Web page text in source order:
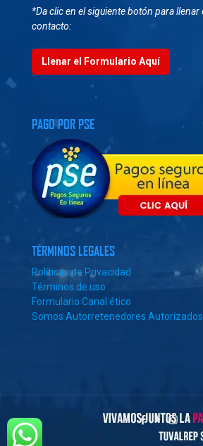
*Da clic en el siguiente botón para
contacto:
Llenar el Formulario Aquí
PAGO POR PSE
TÉRMINOS LEGALES
Políticas de Privacidad
Términos de uso
Formulario Canal ético
Somos Autorretenedores Autorizados